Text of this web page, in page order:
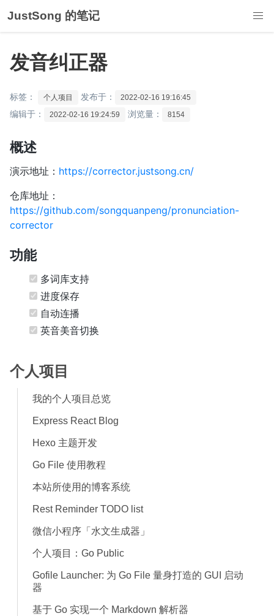
JustSong 的笔记
发音纠正器
标签： 个人项目 发布于： 2022-02-16 19:16:45
编辑于： 2022-02-16 19:24:59 浏览量： 8154
概述
演示地址： https://corrector.justsong.cn/
仓库地址：
https://github.com/songquanpeng/pronunciation-
corrector
功能
多词库支持
进度保存
自动连播
英音美音切换
个人项目
我的个人项目总览
Express React Blog
Hexo 主题开发
Go File 使用教程
本站所使用的博客系统
Rest Reminder TODO list
微信小程序「水文生成器」
个人项目：Go Public
Gofile Launcher: 为 Go File 量身打造的 GUI 启动
器
基于 Go 实现一个 Markdown 解析器